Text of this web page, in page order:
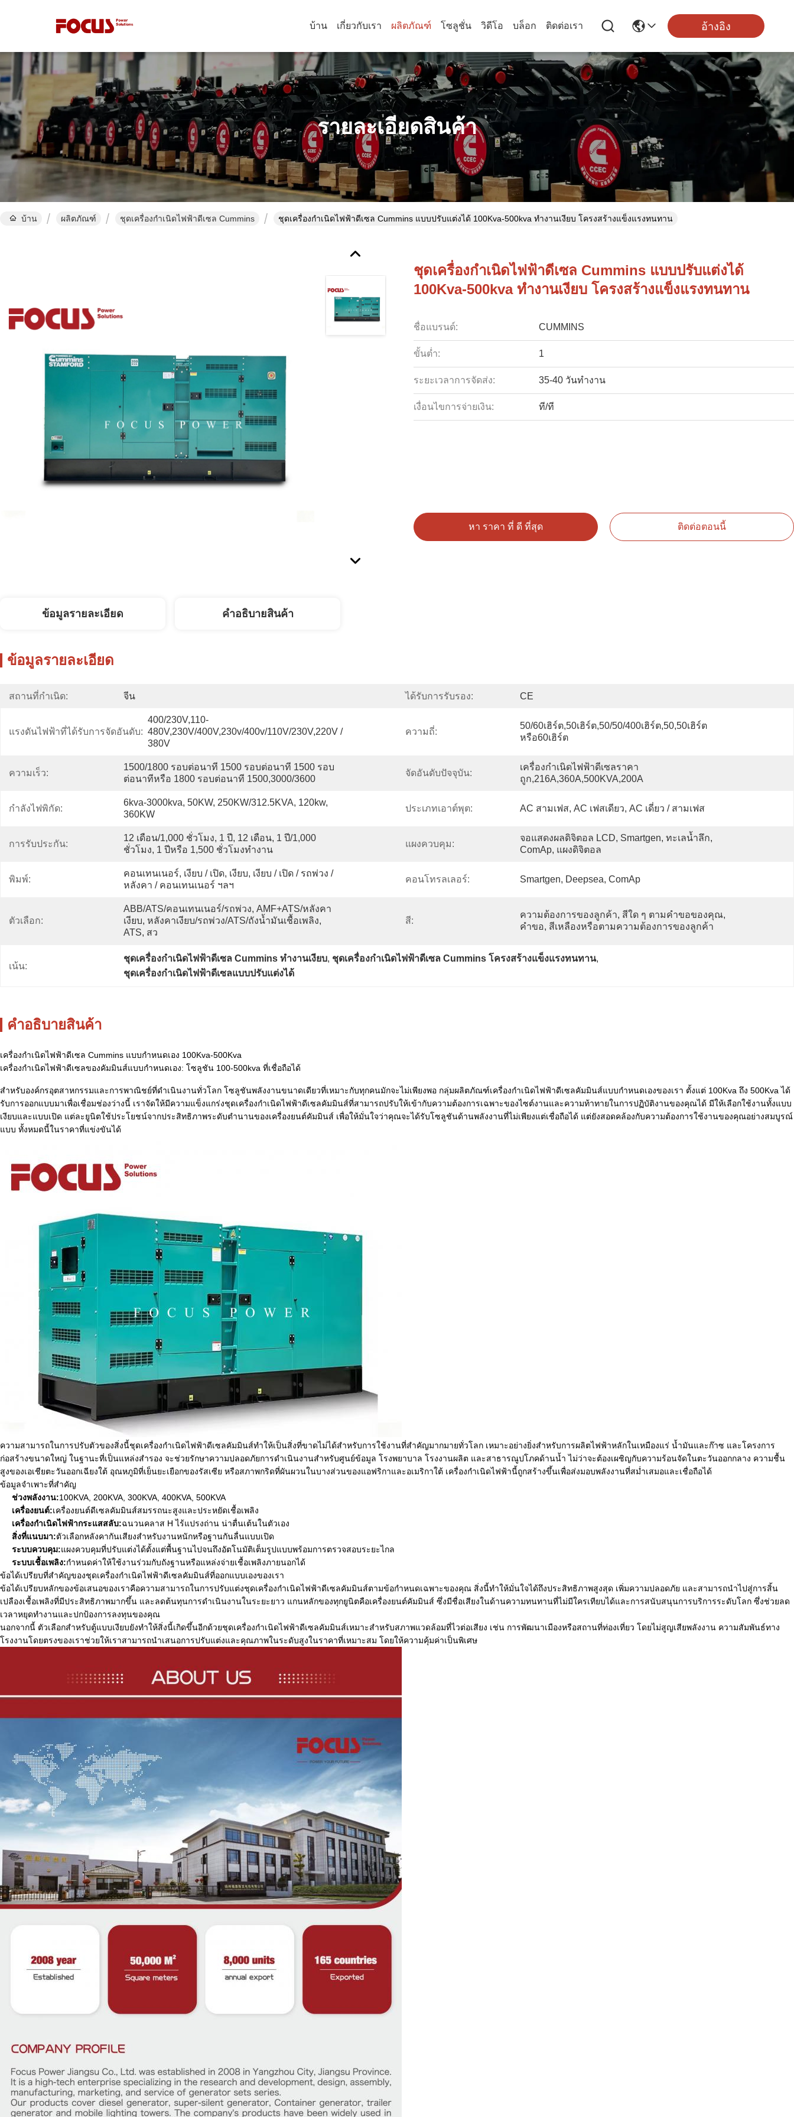
บ้าน เกี่ยวกับเรา ผลิตภัณฑ์ โซลูชั่น วิดีโอ บล็อก ติดต่อเรา อ้างอิง
รายละเอียดสินค้า
บ้าน ผลิตภัณฑ์ ชุดเครื่องกำเนิดไฟฟ้าดีเซล Cummins ชุดเครื่องกำเนิดไฟฟ้าดีเซล Cummins แบบปรับแต่งได้ 100Kva-500kva ทำงานเงียบ โครงสร้างแข็งแรงทนทาน
ชุดเครื่องกำเนิดไฟฟ้าดีเซล Cummins แบบปรับแต่งได้
100Kva-500kva ทำงานเงียบ โครงสร้างแข็งแรงทนทาน
ชื่อแบรนด์: CUMMINS
ขั้นต่ำ: 1
ระยะเวลาการจัดส่ง: 35-40 วันทำงาน
เงื่อนไขการจ่ายเงิน: ที/ที
หา ราคา ที่ ดี ที่สุด ติดต่อตอนนี้
ข้อมูลรายละเอียด คําอธิบายสินค้า
ข้อมูลรายละเอียด
สถานที่กำเนิด: จีน ได้รับการรับรอง: CE
แรงดันไฟฟ้าที่ได้รับการจัดอันดับ:
400/230V,110-
480V,230V/400V,230v/400v/110V/230V,220V /
380V
ความถี่:
50/60เฮิร์ต,50เฮิร์ต,50/50/400เฮิร์ต,50,50เฮิร์ต
หรือ60เฮิร์ต
ความเร็ว:
1500/1800 รอบต่อนาที 1500 รอบต่อนาที 1500 รอบ
ต่อนาทีหรือ 1800 รอบต่อนาที 1500,3000/3600
จัดอันดับปัจจุบัน:
เครื่องกำเนิดไฟฟ้าดีเซลราคา
ถูก,216A,360A,500KVA,200A
กำลังไฟพิกัด:
6kva-3000kva, 50KW, 250KW/312.5KVA, 120kw,
360KW
ประเภทเอาต์พุต: AC สามเฟส, AC เฟสเดียว, AC เดี่ยว / สามเฟส
การรับประกัน:
12 เดือน/1,000 ชั่วโมง, 1 ปี, 12 เดือน, 1 ปี/1,000
ชั่วโมง, 1 ปีหรือ 1,500 ชั่วโมงทำงาน
แผงควบคุม:
จอแสดงผลดิจิตอล LCD, Smartgen, ทะเลน้ำลึก,
ComAp, แผงดิจิตอล
พิมพ์:
คอนเทนเนอร์, เงียบ / เปิด, เงียบ, เงียบ / เปิด / รถพ่วง /
หลังคา / คอนเทนเนอร์ ฯลฯ
คอนโทรลเลอร์: Smartgen, Deepsea, ComAp
ตัวเลือก:
ABB/ATS/คอนเทนเนอร์/รถพ่วง, AMF+ATS/หลังคา
เงียบ, หลังคาเงียบ/รถพ่วง/ATS/ถังน้ำมันเชื้อเพลิง,
ATS, สว
สี:
ความต้องการของลูกค้า, สีใด ๆ ตามคำขอของคุณ,
คำขอ, สีเหลืองหรือตามความต้องการของลูกค้า
เน้น:
ชุดเครื่องกำเนิดไฟฟ้าดีเซล Cummins ทำงานเงียบ, ชุดเครื่องกำเนิดไฟฟ้าดีเซล Cummins โครงสร้างแข็งแรงทนทาน,
ชุดเครื่องกำเนิดไฟฟ้าดีเซลแบบปรับแต่งได้
คําอธิบายสินค้า
เครื่องกำเนิดไฟฟ้าดีเซล Cummins แบบกำหนดเอง 100Kva-500Kva
เครื่องกำเนิดไฟฟ้าดีเซลของคัมมินส์แบบกำหนดเอง: โซลูชัน 100-500kva ที่เชื่อถือได้
สำหรับองค์กรอุตสาหกรรมและการพาณิชย์ที่ดำเนินงานทั่วโลก โซลูชันพลังงานขนาดเดียวที่เหมาะกับทุกคนมักจะไม่เพียงพอ กลุ่มผลิตภัณฑ์เครื่องกำเนิดไฟฟ้าดีเซลคัมมินส์แบบกำหนดเองของเรา ตั้งแต่ 100Kva ถึง 500Kva ได้
รับการออกแบบมาเพื่อเชื่อมช่องว่างนี้ เราจัดให้มีความแข็งแกร่งชุดเครื่องกำเนิดไฟฟ้าดีเซลคัมมินส์ที่สามารถปรับให้เข้ากับความต้องการเฉพาะของไซต์งานและความท้าทายในการปฏิบัติงานของคุณได้ มีให้เลือกใช้งานทั้งแบบ
เงียบและแบบเปิด แต่ละยูนิตใช้ประโยชน์จากประสิทธิภาพระดับตำนานของเครื่องยนต์คัมมินส์ เพื่อให้มั่นใจว่าคุณจะได้รับโซลูชันด้านพลังงานที่ไม่เพียงแต่เชื่อถือได้ แต่ยังสอดคล้องกับความต้องการใช้งานของคุณอย่างสมบูรณ์
แบบ ทั้งหมดนี้ในราคาที่แข่งขันได้
ความสามารถในการปรับตัวของสิ่งนี้ชุดเครื่องกำเนิดไฟฟ้าดีเซลคัมมินส์ทำให้เป็นสิ่งที่ขาดไม่ได้สำหรับการใช้งานที่สำคัญมากมายทั่วโลก เหมาะอย่างยิ่งสำหรับการผลิตไฟฟ้าหลักในเหมืองแร่ น้ำมันและก๊าซ และโครงการ
ก่อสร้างขนาดใหญ่ ในฐานะที่เป็นแหล่งสำรอง จะช่วยรักษาความปลอดภัยการดำเนินงานสำหรับศูนย์ข้อมูล โรงพยาบาล โรงงานผลิต และสาธารณูปโภคด้านน้ำ ไม่ว่าจะต้องเผชิญกับความร้อนจัดในตะวันออกกลาง ความชื้น
สูงของเอเชียตะวันออกเฉียงใต้ อุณหภูมิที่เย็นยะเยือกของรัสเซีย หรือสภาพกริดที่ผันผวนในบางส่วนของแอฟริกาและอเมริกาใต้ เครื่องกำเนิดไฟฟ้านี้ถูกสร้างขึ้นเพื่อส่งมอบพลังงานที่สม่ำเสมอและเชื่อถือได้
ข้อมูลจำเพาะที่สำคัญ
ช่วงพลังงาน:100KVA, 200KVA, 300KVA, 400KVA, 500KVA
เครื่องยนต์:เครื่องยนต์ดีเซลคัมมินส์สมรรถนะสูงและประหยัดเชื้อเพลิง
เครื่องกำเนิดไฟฟ้ากระแสสลับ:ฉนวนคลาส H ไร้แปรงถ่าน น่าตื่นเต้นในตัวเอง
สิ่งที่แนบมา:ตัวเลือกหลังคากันเสียงสำหรับงานหนักหรือฐานกันลื่นแบบเปิด
ระบบควบคุม:แผงควบคุมที่ปรับแต่งได้ตั้งแต่พื้นฐานไปจนถึงอัตโนมัติเต็มรูปแบบพร้อมการตรวจสอบระยะไกล
ระบบเชื้อเพลิง:กำหนดค่าให้ใช้งานร่วมกับถังฐานหรือแหล่งจ่ายเชื้อเพลิงภายนอกได้
ข้อได้เปรียบที่สำคัญของชุดเครื่องกำเนิดไฟฟ้าดีเซลคัมมินส์ที่ออกแบบเองของเรา
ข้อได้เปรียบหลักของข้อเสนอของเราคือความสามารถในการปรับแต่งชุดเครื่องกำเนิดไฟฟ้าดีเซลคัมมินส์ตามข้อกำหนดเฉพาะของคุณ สิ่งนี้ทำให้มั่นใจได้ถึงประสิทธิภาพสูงสุด เพิ่มความปลอดภัย และสามารถนำไปสู่การสิ้น
เปลืองเชื้อเพลิงที่มีประสิทธิภาพมากขึ้น และลดต้นทุนการดำเนินงานในระยะยาว แกนหลักของทุกยูนิตคือเครื่องยนต์คัมมินส์ ซึ่งมีชื่อเสียงในด้านความทนทานที่ไม่มีใครเทียบได้และการสนับสนุนการบริการระดับโลก ซึ่งช่วยลด
เวลาหยุดทำงานและปกป้องการลงทุนของคุณ
นอกจากนี้ ตัวเลือกสำหรับตู้แบบเงียบยังทำให้สิ่งนี้เกิดขึ้นอีกด้วยชุดเครื่องกำเนิดไฟฟ้าดีเซลคัมมินส์เหมาะสำหรับสภาพแวดล้อมที่ไวต่อเสียง เช่น การพัฒนาเมืองหรือสถานที่ท่องเที่ยว โดยไม่สูญเสียพลังงาน ความสัมพันธ์ทาง
โรงงานโดยตรงของเราช่วยให้เราสามารถนำเสนอการปรับแต่งและคุณภาพในระดับสูงในราคาที่เหมาะสม โดยให้ความคุ้มค่าเป็นพิเศษ